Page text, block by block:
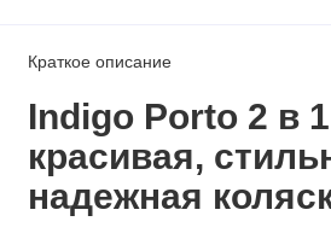
Краткое описание
Indigo Porto 2 в 1
красивая,
надежная